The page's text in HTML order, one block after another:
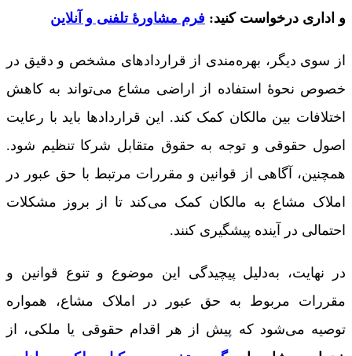
و اداری درخواست کنید: فرم مشاورۀ تلفنی و آنلاین
از سوی دیگر، بهره‌مندی از قراردادهای مشخص و دقیق در
خصوص نحوۀ استفاده از اراضی مشاع می‌تواند به کاهش
اختلافات بین مالکان کمک کند. این قراردادها باید با رعایت
اصول حقوقی و توجه به حقوق متقابل شرکا تنظیم شود.
همچنین، آگاهی از قوانین و مقررات مرتبط با حق عبور در
املاک مشاع به مالکان کمک می‌کند تا از بروز مشکلات
احتمالی در آینده پیشگیری کنند.
در نهایت، به‌دلیل پیچیدگی این موضوع و تنوع قوانین و
مقررات مربوط به حق عبور در املاک مشاع، همواره
توصیه می‌شود که پیش از هر اقدام حقوقی یا ملکی، از